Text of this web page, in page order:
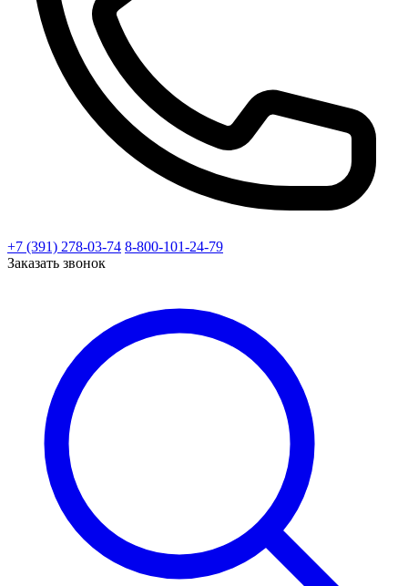
+7 (391) 278-03-74 8-800-101-24-79
Заказать звонок